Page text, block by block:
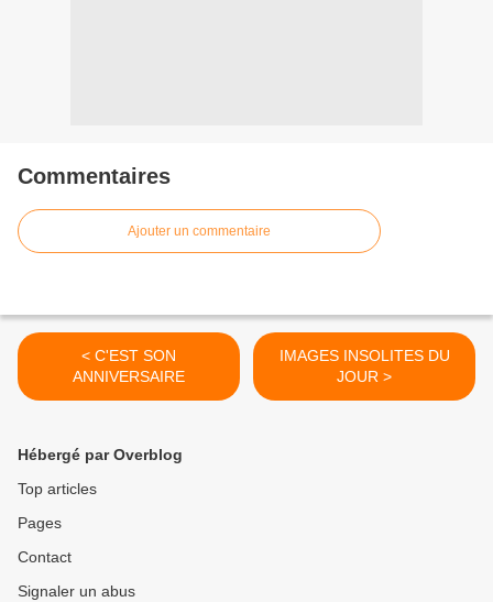
Commentaires
Ajouter un commentaire
< C'EST SON
ANNIVERSAIRE
IMAGES INSOLITES DU
JOUR >
Hébergé par Overblog
Top articles
Pages
Contact
Signaler un abus